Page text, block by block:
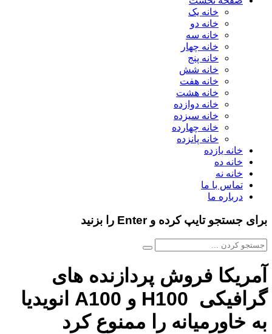
خانه یک
خانه دو
خانه سه
خانه چهار
خانه پنج
خانه شش
خانه هفت
خانه هشت
خانه دوازده
خانه سیزده
خانه چهارده
خانه پانزده
خانه یازده
خانه ده
خانه نه
تماس با ما
درباره ما
برای جستجو تایپ کرده و Enter را بزنید
آمریکا فروش پردازنده های
گرافیکی H100 و A100 انویدیا
به خاورمیانه را ممنوع کرد